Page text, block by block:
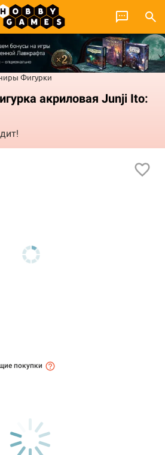
Фигурки
акриловая Junji Ito:
покупки